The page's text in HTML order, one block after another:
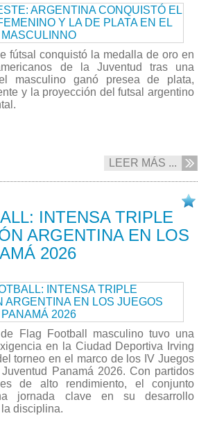
fútsal conquistó la medalla de oro en
de la Juventud tras una
masculino ganó presea de plata,
y la proyección del futsal argentino
LEER MÁS ...
INTENSA TRIPLE
ARGENTINA EN LOS
2026
Flag Football masculino tuvo una
en la Ciudad Deportiva Irving
torneo en el marco de los IV Juegos
Panamá 2026. Con partidos
de alto rendimiento, el conjunto
jornada clave en su desarrollo
disciplina.